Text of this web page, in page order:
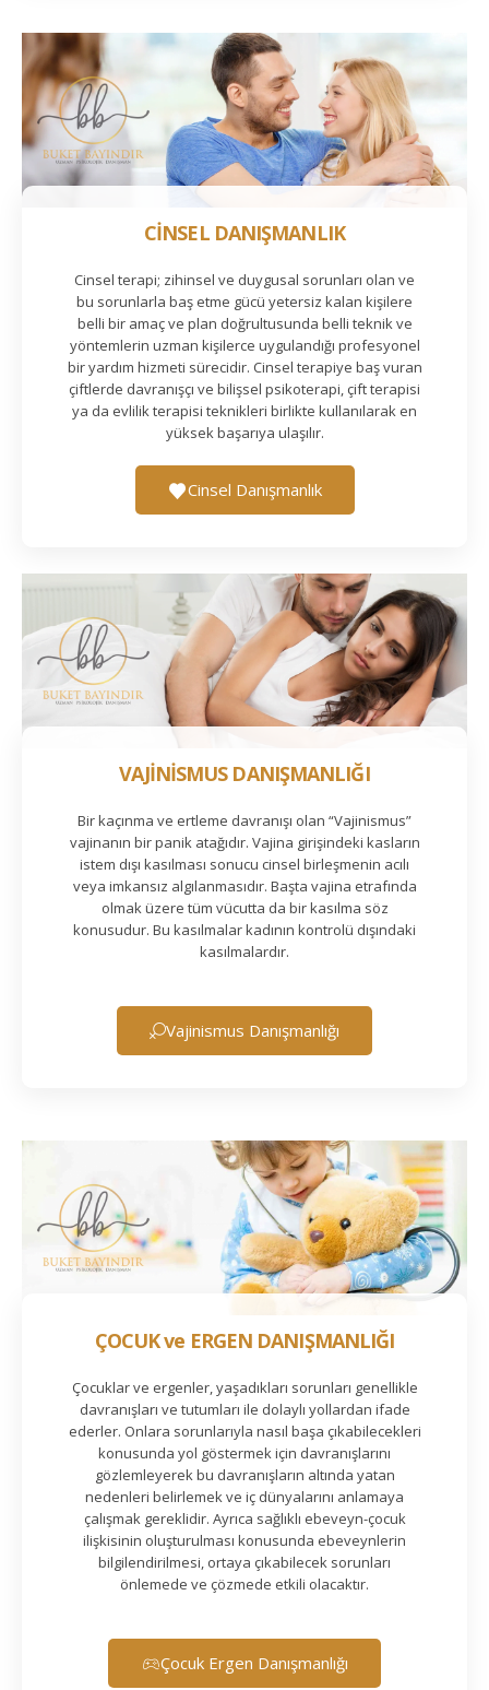
CİNSEL DANIŞMANLIK
Cinsel terapi; zihinsel ve duygusal sorunları olan ve
bu sorunlarla baş etme gücü yetersiz kalan kişilere
belli bir amaç ve plan doğrultusunda belli teknik ve
yöntemlerin uzman kişilerce uygulandığı profesyonel
bir yardım hizmeti sürecidir. Cinsel terapiye baş vuran
çiftlerde davranışçı ve bilişsel psikoterapi, çift terapisi
ya da evlilik terapisi teknikleri birlikte kullanılarak en
yüksek başarıya ulaşılır.
Cinsel Danışmanlık
VAJİNİSMUS DANIŞMANLIĞI
Bir kaçınma ve ertleme davranışı olan “Vajinismus”
vajinanın bir panik atağıdır. Vajina girişindeki kasların
istem dışı kasılması sonucu cinsel birleşmenin acılı
veya imkansız algılanmasıdır. Başta vajina etrafında
olmak üzere tüm vücutta da bir kasılma söz
konusudur. Bu kasılmalar kadının kontrolü dışındaki
kasılmalardır.
Vajinismus Danışmanlığı
ÇOCUK ve ERGEN DANIŞMANLIĞI
Çocuklar ve ergenler, yaşadıkları sorunları genellikle
davranışları ve tutumları ile dolaylı yollardan ifade
ederler. Onlara sorunlarıyla nasıl başa çıkabilecekleri
konusunda yol göstermek için davranışlarını
gözlemleyerek bu davranışların altında yatan
nedenleri belirlemek ve iç dünyalarını anlamaya
çalışmak gereklidir. Ayrıca sağlıklı ebeveyn-çocuk
ilişkisinin oluşturulması konusunda ebeveynlerin
bilgilendirilmesi, ortaya çıkabilecek sorunları
önlemede ve çözmede etkili olacaktır.
Çocuk Ergen Danışmanlığı